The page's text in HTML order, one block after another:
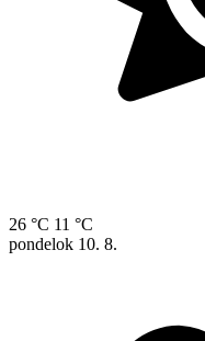
26 °C 11 °C
pondelok 10. 8.